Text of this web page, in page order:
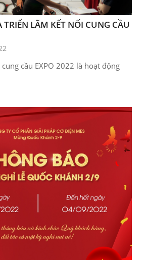
TRIỂN LÃM KẾT NỐI CUNG CẦU
cầu EXPO 2022 là hoạt động